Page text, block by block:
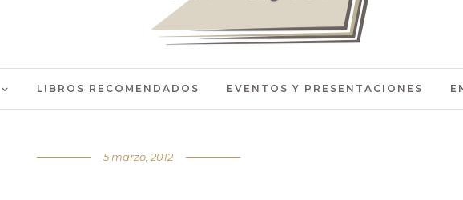
LIBROS RECOMENDADOS EVENTOS Y PRESENTACIONES
5 marzo, 2012